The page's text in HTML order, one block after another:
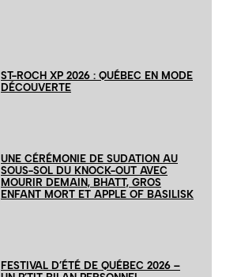
ST-ROCH XP 2026 : QUÉBEC EN MODE
DÉCOUVERTE
UNE CÉRÉMONIE DE SUDATION AU
SOUS-SOL DU KNOCK-OUT AVEC
MOURIR DEMAIN, BHATT, GROS
ENFANT MORT ET APPLE OF BASILISK
FESTIVAL D’ÉTÉ DE QUÉBEC 2026 –